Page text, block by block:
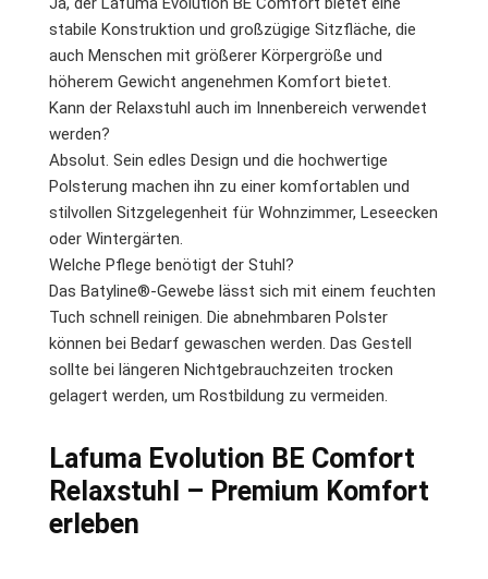
stabile Konstruktion und großzügige Sitzfläche, die
auch Menschen mit größerer Körpergröße und
höherem Gewicht angenehmen Komfort bietet.
Kann der Relaxstuhl auch im Innenbereich verwendet
werden?
Absolut. Sein edles Design und die hochwertige
Polsterung machen ihn zu einer komfortablen und
stilvollen Sitzgelegenheit für Wohnzimmer, Leseecken
oder Wintergärten.
Welche Pflege benötigt der Stuhl?
Das Batyline®-Gewebe lässt sich mit einem feuchten
Tuch schnell reinigen. Die abnehmbaren Polster
können bei Bedarf gewaschen werden. Das Gestell
sollte bei längeren Nichtgebrauchzeiten trocken
gelagert werden, um Rostbildung zu vermeiden.
Lafuma Evolution BE Comfort
Relaxstuhl – Premium Komfort
erleben